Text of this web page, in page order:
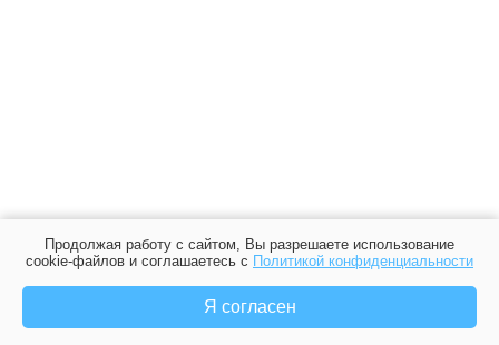
Продолжая работу с сайтом, Вы разрешаете использование
cookie-файлов и соглашаетесь с Политикой конфиденциальности
Я согласен